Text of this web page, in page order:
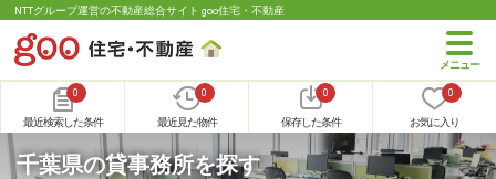
NTTグループ運営の不動産総合サイト goo住宅・不動産
0
最近検索した条件
0
最近見た物件
0
保存した条件
0
お気に入り
千葉県の貸事務所を探す